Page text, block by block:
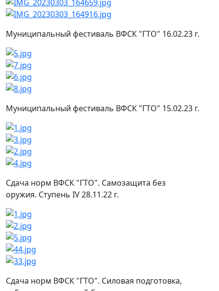
Муниципальный фестиваль ВФСК "ГТО" 16.02.23 г.
Муниципальный фестиваль ВФСК "ГТО" 15.02.23 г.
Сдача норм ВФСК "ГТО". Самозащита без
оружия. Ступень IV 28.11.22 г.
Сдача норм ВФСК "ГТО". Силовая подготовка,